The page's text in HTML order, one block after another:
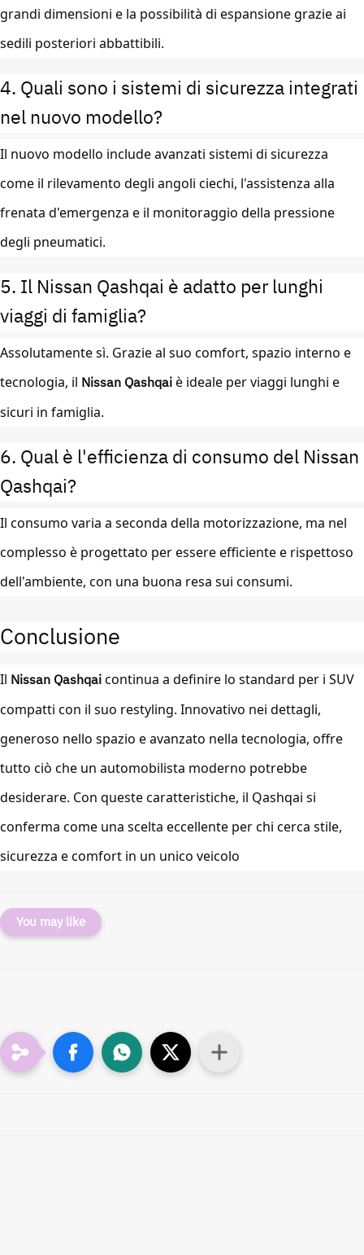
grandi dimensioni e la possibilità di espansione grazie ai
sedili posteriori abbattibili.
4. Quali sono i sistemi di sicurezza integrati
nel nuovo modello?
Il nuovo modello include avanzati sistemi di sicurezza
come il rilevamento degli angoli ciechi, l'assistenza alla
frenata d'emergenza e il monitoraggio della pressione
degli pneumatici.
5. Il Nissan Qashqai è adatto per lunghi
viaggi di famiglia?
Assolutamente sì. Grazie al suo comfort, spazio interno e
tecnologia, il Nissan Qashqaiè ideale per viaggi lunghi e
sicuri in famiglia.
6. Qual è l'efficienza di consumo del Nissan
Qashqai?
Il consumo varia a seconda della motorizzazione, ma nel
complesso è progettato per essere efficiente e rispettoso
dell'ambiente, con una buona resa sui consumi.
Conclusione
Il Nissan Qashqaicontinua a definire lo standard per i SUV
compatti con il suo restyling. Innovativo nei dettagli,
generoso nello spazio e avanzato nella tecnologia, offre
tutto ciò che un automobilista moderno potrebbe
desiderare. Con queste caratteristiche, il Qashqai si
conferma come una scelta eccellente per chi cerca stile,
sicurezza e comfort in un unico veicolo
You may like